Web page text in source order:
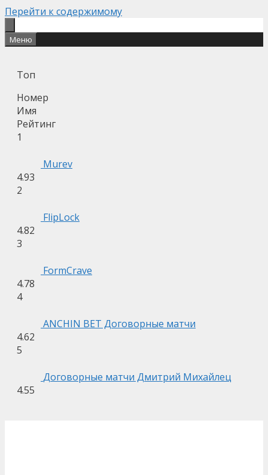
Перейти к содержимому
Меню
Топ
Номер
Имя
Рейтинг
1
Murev
4.93
2
FlipLock
4.82
3
FormCrave
4.78
4
ANCHIN BET Договорные матчи
4.62
5
Договорные матчи Дмитрий Михайлец
4.55